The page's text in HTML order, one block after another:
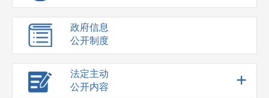
政府信息
公开制度
法定主动
公开内容
+